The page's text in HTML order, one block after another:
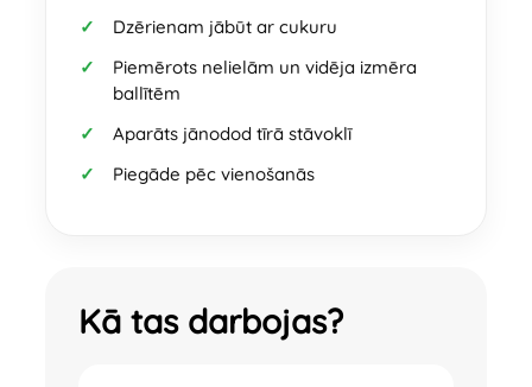
Dzērienam jābūt ar cukuru
Piemērots nelielām un vidēja izmēra
ballītēm
Aparāts jānodod tīrā stāvoklī
Piegāde pēc vienošanās
Kā tas darbojas?